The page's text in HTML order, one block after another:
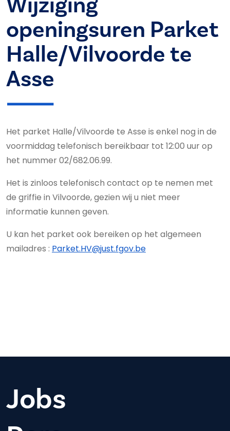
openingsuren Parket
Halle/Vilvoorde te
Asse
Het parket Halle/Vilvoorde te Asse is enkel nog in de
voormiddag telefonisch bereikbaar tot 12:00 uur op
het nummer 02/682.06.99.
Het is zinloos telefonisch contact op te nemen met
de griffie in Vilvoorde, gezien wij u niet meer
informatie kunnen geven.
U kan het parket ook bereiken op het algemeen
mailadres : Parket.HV@just.fgov.be
Jobs